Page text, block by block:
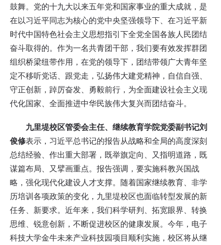
鼓舞。党的十九大以来五年党和国家事业的重大成就，是
在以习近平同志为核心的党中央坚强领导下、在习近平新
时代中国特色社会主义思想指引下全党全国各族人民团结
奋斗取得的。作为一名共青团干部，我们要有效发挥群团
组织桥梁纽带作用，在党的领导下，团结带领广大青年坚
定不移听党话、跟党走，弘扬伟大建党精神，自信自强、
守正创新，踔厉奋发、勇毅前行，为全面建设社会主义现
代化国家、全面推进中华民族伟大复兴而团结奋斗。
九里堤校区管委会主任、继续教育学院党委副书记刘
俊修表示，习近平总书记的报告从战略和全局的高度深刻
总结经验、作出重大部署，既举旗定向、又指明道路，既
谋篇布局、又擘画重点。报告强调，要实施科教兴国战
略，强化现代化建设人才支撑。随着国家继续教育、非学
历培训各项政策的变化，九里堤校区也面临转型发展的新
任务、新要求。近年来，我们科学研判、拓宽眼界、转换
思维、锐意创新，不断促进校区的健康发展。今年，电子
科技大学金牛未来产业科技园项目顺利实施，校区将从继